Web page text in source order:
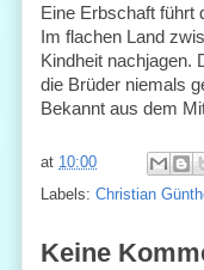
Eine Erbschaft führt
Im flachen Land
Kindheit nachjagen.
die Brüder niemals
Bekannt aus dem
at 10:00
Labels: Christian
Keine